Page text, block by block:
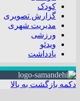
کودک
گزارش تصویری
مدیریت شهری
ورزشی
ویدئو
یادداشت
دکمه بازگشت به بالا